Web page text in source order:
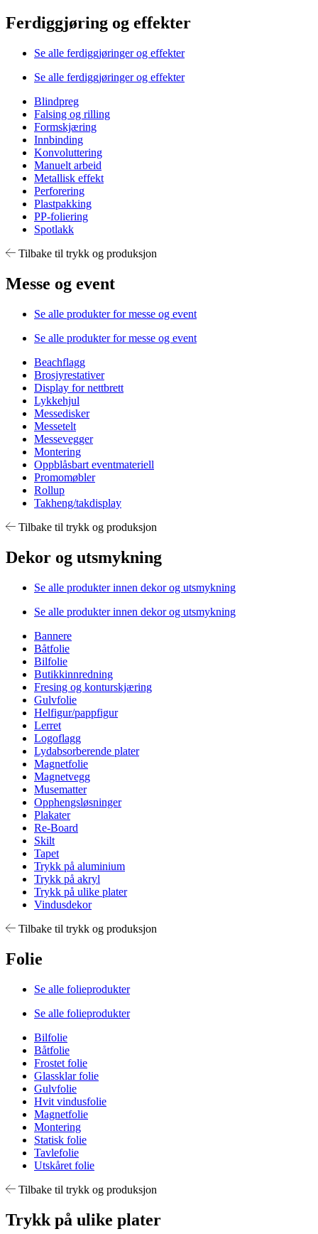
Ferdiggjøring og effekter
Se alle ferdiggjøringer og effekter
Se alle ferdiggjøringer og effekter
Blindpreg
Falsing og rilling
Formskjæring
Innbinding
Konvoluttering
Manuelt arbeid
Metallisk effekt
Perforering
Plastpakking
PP-foliering
Spotlakk
Tilbake til trykk og produksjon
Messe og event
Se alle produkter for messe og event
Se alle produkter for messe og event
Beachflagg
Brosjyrestativer
Display for nettbrett
Lykkehjul
Messedisker
Messetelt
Messevegger
Montering
Oppblåsbart eventmateriell
Promomøbler
Rollup
Takheng/takdisplay
Tilbake til trykk og produksjon
Dekor og utsmykning
Se alle produkter innen dekor og utsmykning
Se alle produkter innen dekor og utsmykning
Bannere
Båtfolie
Bilfolie
Butikkinnredning
Fresing og konturskjæring
Gulvfolie
Helfigur/pappfigur
Lerret
Logoflagg
Lydabsorberende plater
Magnetfolie
Magnetvegg
Musematter
Opphengsløsninger
Plakater
Re-Board
Skilt
Tapet
Trykk på aluminium
Trykk på akryl
Trykk på ulike plater
Vindusdekor
Tilbake til trykk og produksjon
Folie
Se alle folieprodukter
Se alle folieprodukter
Bilfolie
Båtfolie
Frostet folie
Glassklar folie
Gulvfolie
Hvit vindusfolie
Magnetfolie
Montering
Statisk folie
Tavlefolie
Utskåret folie
Tilbake til trykk og produksjon
Trykk på ulike plater